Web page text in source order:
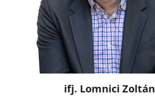
ifj. Lomnici Zoltán